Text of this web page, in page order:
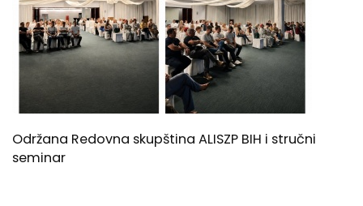
Održana Redovna skupština ALISZP BIH i stručni
seminar